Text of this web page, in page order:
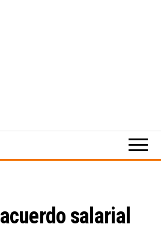
digital
música.
acuerdo salarial